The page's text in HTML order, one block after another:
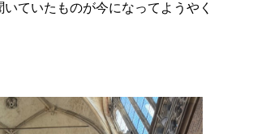
ていたものが今になってようやく